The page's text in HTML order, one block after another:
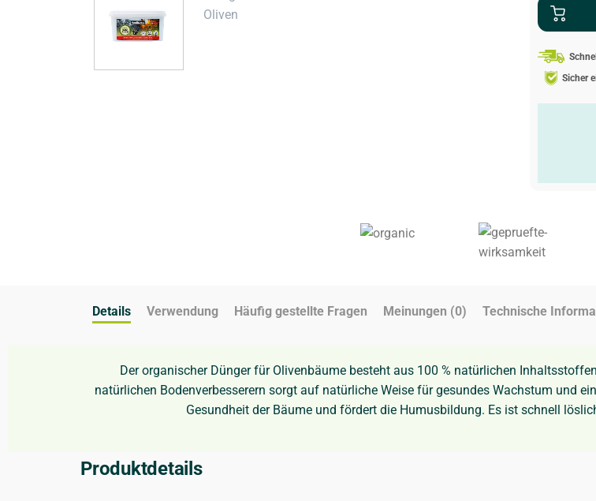
Sicher
Details Verwendung Häufig gestellte Fragen Meinungen (0) Technische
Der organischer Dünger für Olivenbäume besteht aus 100 % natürlichen
natürlichen Bodenverbesserern sorgt auf natürliche Weise für gesundes Wachstum und
Gesundheit der Bäume und fördert die Humusbildung. Es ist schnell
Produktdetails